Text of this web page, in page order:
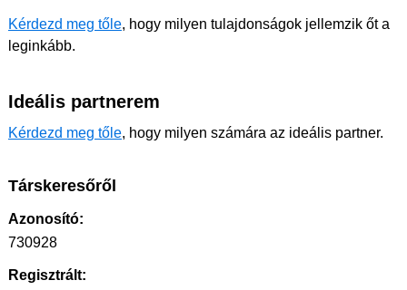
Kérdezd meg tőle, hogy milyen tulajdonságok jellemzik őt a
leginkább.
Ideális partnerem
Kérdezd meg tőle, hogy milyen számára az ideális partner.
Társkeresőről
Azonosító:
730928
Regisztrált: